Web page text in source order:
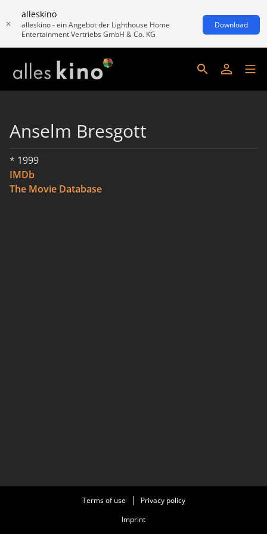
alleskino
alleskino - ein Angebot der Lighthouse Home
Entertainment Vertriebs GmbH & Co. KG
Download
Anselm Bresgott
* 1999
IMDb
The Movie Database
Terms of use
Privacy policy
Imprint